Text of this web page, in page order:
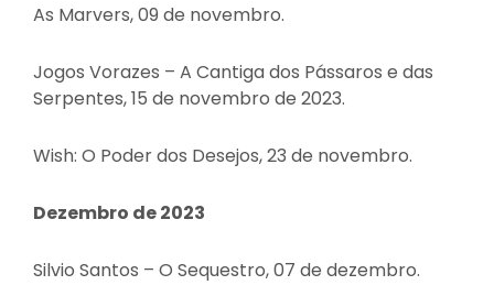
As Marvers, 09 de novembro.
Jogos Vorazes – A Cantiga dos Pássaros e das
Serpentes, 15 de novembro de 2023.
Wish: O Poder dos Desejos, 23 de novembro.
Dezembro de 2023
Silvio Santos – O Sequestro, 07 de dezembro.